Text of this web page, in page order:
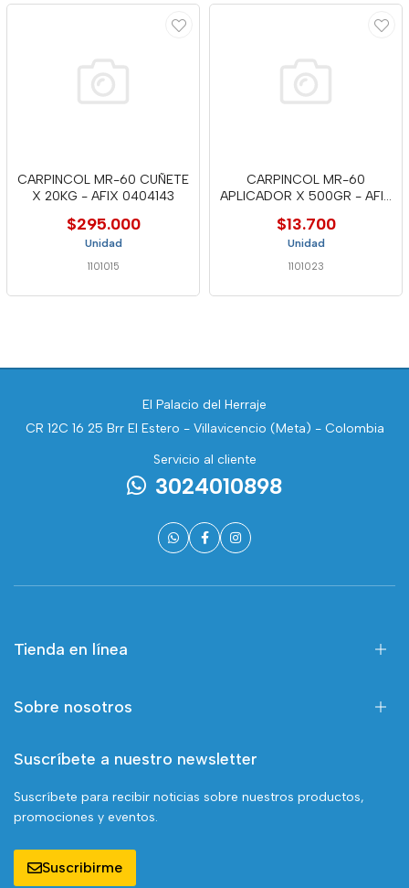
CARPINCOL MR-60 CUÑETE
X 20KG - AFIX 0404143
$295.000
Unidad
1101015
CARPINCOL MR-60
APLICADOR X 500GR - AFIX
$13.700
Unidad
1101023
El Palacio del Herraje
CR 12C 16 25 Brr El Estero - Villavicencio (Meta) - Colombia
Servicio al cliente
3024010898
Tienda en línea
Sobre nosotros
Suscríbete a nuestro newsletter
Suscríbete para recibir noticias sobre nuestros productos,
promociones y eventos.
Suscribirme